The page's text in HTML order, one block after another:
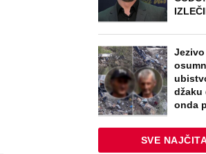
džaku
onda
SVE